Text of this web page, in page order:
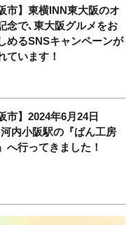
市】東横INN東大阪のオ
念で､東大阪グルメをお
めるSNSキャンペーンが
ています！
市】2024年6月24日
内小阪駅の『ぱん工房
へ行ってきました！